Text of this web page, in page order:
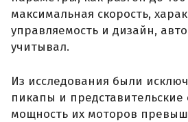
максимальная скорость,
управляемость и дизайн,
учитывал.
Из исследования были
пикапы и
мощность их моторов